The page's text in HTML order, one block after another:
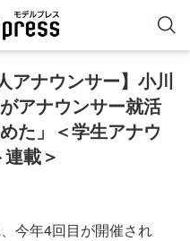
アナウンサー】小川
アナウンサー就活
た」＜学生アナウ
載＞
今年4回目が開催され